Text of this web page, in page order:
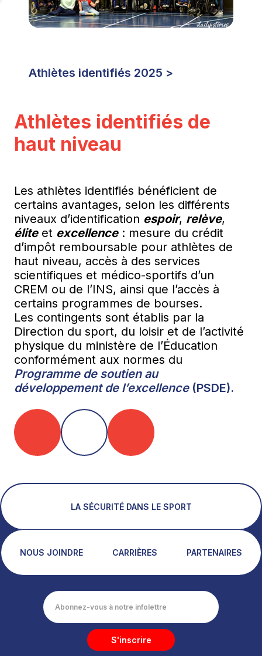
Athlètes identifiés 2025 >
Athlètes identifiés de
haut niveau
Les athlètes identifiés bénéficient de
certains avantages, selon les différents
niveaux d’identification espoir, relève,
éliteet excellence: mesure du crédit
d’impôt remboursable pour athlètes de
haut niveau, accès à des services
scientifiques et médico-sportifs d’un
CREM ou de l’INS, ainsi que l’accès à
certains programmes de bourses.
Les contingents sont établis par la
Direction du sport, du loisir et de l’activité
physique du ministère de l’Éducation
conformément aux normes du
Programme de soutien au
développement de l’excellence(PSDE).
LA SÉCURITÉ DANS LE SPORT
NOUS JOINDRE CARRIÈRES PARTENAIRES
S'inscrire